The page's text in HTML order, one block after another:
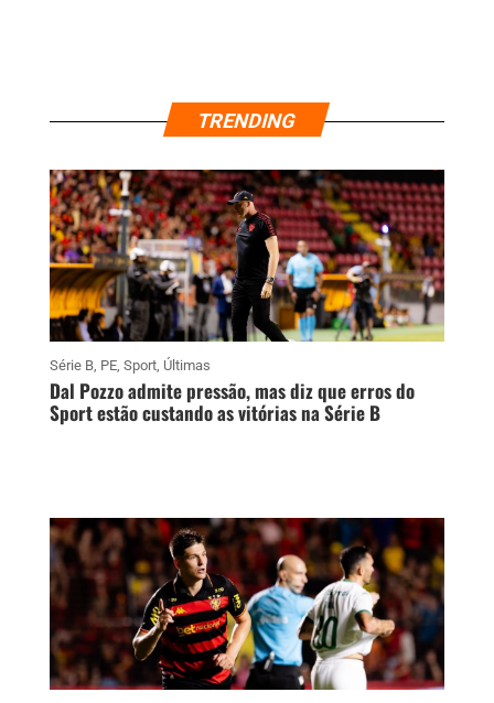
TRENDING
Série B, PE, Sport, Últimas
Dal Pozzo admite pressão, mas diz que erros do
Sport estão custando as vitórias na Série B